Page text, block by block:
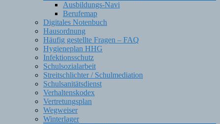
Ausbildungs-Navi
Berufemap
Digitales Notenbuch
Hausordnung
Häufig gestellte Fragen – FAQ
Hygieneplan HHG
Infektionsschutz
Schulsozialarbeit
Streitschlichter / Schulmediation
Schulsanitätsdienst
Verhaltenskodex
Vertretungsplan
Wegweiser
Winterlager